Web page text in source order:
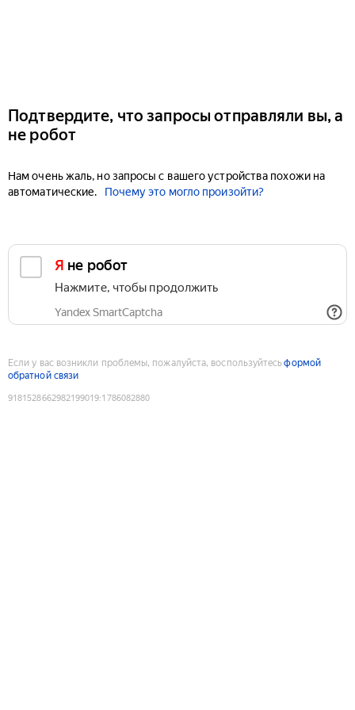
Подтвердите, что запросы отправляли вы, а
не робот
Нам очень жаль, но запросы с вашего устройства похожи на
автоматические.
Почему это могло произойти?
Я не робот
Нажмите, чтобы продолжить
Yandex SmartCaptcha
Если у вас возникли проблемы, пожалуйста, воспользуйтесьформой
обратной связи
9181528662982199019:1786082880